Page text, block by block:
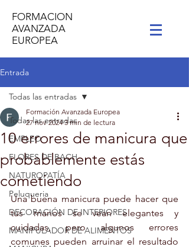
FORMACION
AVANZADA
EUROPEA
Entrada
Todas las entradas
EMPLEO
FLORES DE BACH
NATUROPATÍA
Peluqueria
DECORACIÓN DE INTERIORES
MANIPULADOR DE ALIMENTOS
Todas las entradas
10 errores de manicura que
probablemente estás
cometiendo
Formación Avanzada Europea
27 nov 2024 3 min de lectura
Una buena manicura puede hacer que
tus manos se vean elegantes y
cuidadas, pero algunos errores
comunes pueden arruinar el resultado